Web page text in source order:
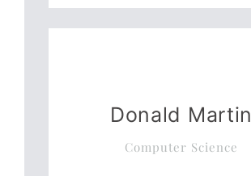
Donald Martin
Computer Science